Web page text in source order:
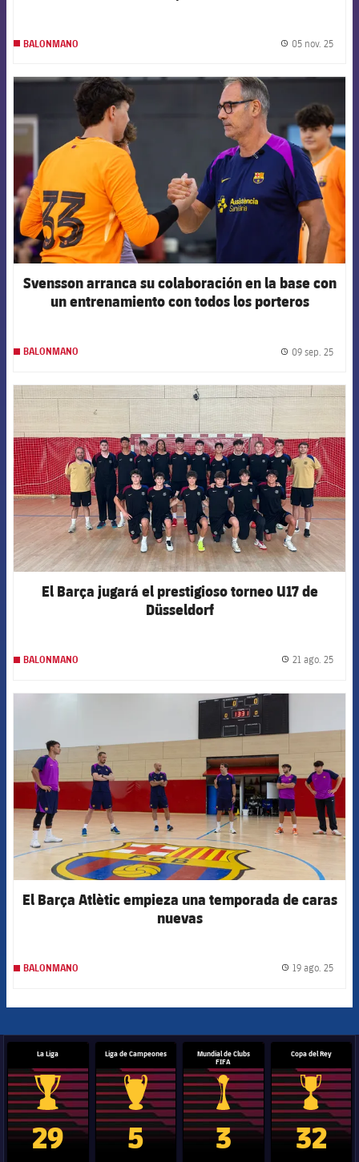
BALONMANO 05 nov. 25
FCB Barcelona badge
Svensson arranca su colaboración en la base con
un entrenamiento con todos los porteros
BALONMANO 09 sep. 25
FCB Barcelona badge
El Barça jugará el prestigioso torneo U17 de
Düsseldorf
BALONMANO 21 ago. 25
FCB Barcelona badge
El Barça Atlètic empieza una temporada de caras
nuevas
BALONMANO 19 ago. 25
La Liga
Trofeo de La Liga
29
Liga de Campeones
Trofeo de la Liga de Campeones
5
Mundial de Clubs
FIFA
Trofeo del Mundial de
3
Copa del Rey
Copa del
32